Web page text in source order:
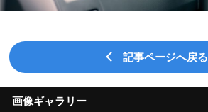
記事ページへ戻る
画像ギャラリー